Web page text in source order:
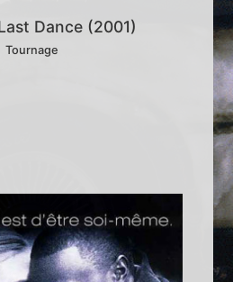
Dance (2001)
Tournage